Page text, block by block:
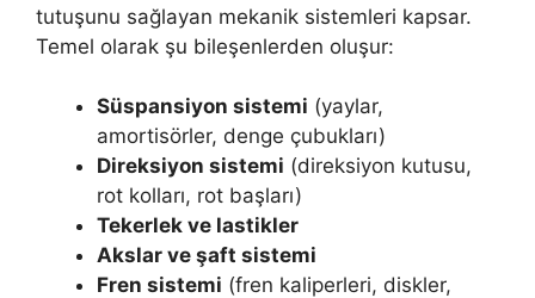
tutuşunu sağlayan mekanik sistemleri kapsar.
Temel olarak şu bileşenlerden oluşur:
Süspansiyon sistemi (yaylar,
amortisörler, denge çubukları)
Direksiyon sistemi (direksiyon kutusu,
rot kolları, rot başları)
Tekerlek ve lastikler
Akslar ve şaft sistemi
Fren sistemi (fren kaliperleri, diskler,